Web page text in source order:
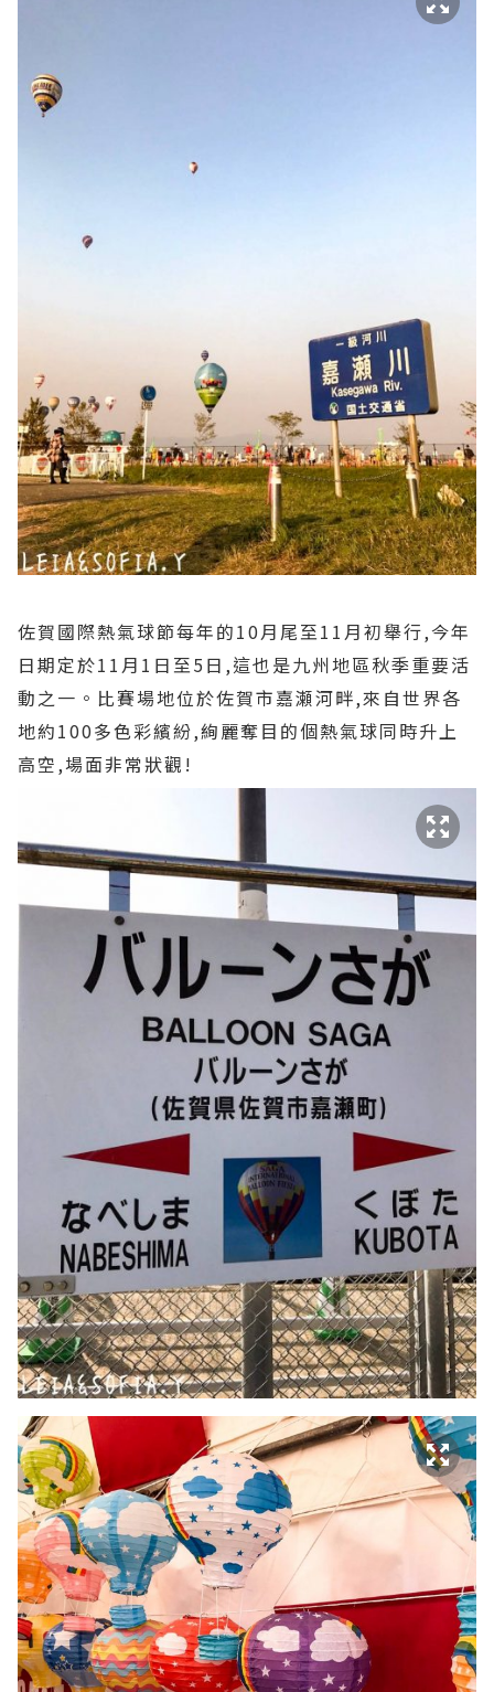
佐賀國際熱氣球節每年的10月尾至11月初舉行,今年
日期定於11月1日至5日,這也是九州地區秋季重要活
動之一。比賽場地位於佐賀市嘉瀬河畔,來自世界各
地約100多色彩繽紛,絢麗奪目的個熱氣球同時升上
高空,場面非常狀觀!